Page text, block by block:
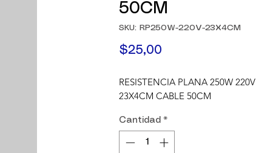
50CM
SKU: RP250W-220V-23X4CM
$25,00
RESISTENCIA PLANA 250W 220V
23X4CM CABLE 50CM
Cantidad *